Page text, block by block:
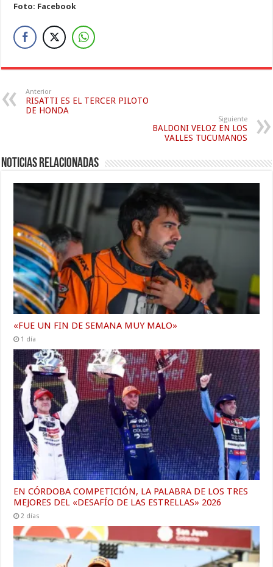
Foto: Facebook
Anterior
RISATTI ES EL TERCER PILOTO
DE HONDA
Siguiente
BALDONI VELOZ EN LOS
VALLES TUCUMANOS
Noticias relacionadas
«FUE UN FIN DE SEMANA MUY MALO»
1 día
EN CÓRDOBA COMPETICIÓN, LA PALABRA DE LOS TRES
MEJORES DEL «DESAFÍO DE LAS ESTRELLAS» 2026
2 días